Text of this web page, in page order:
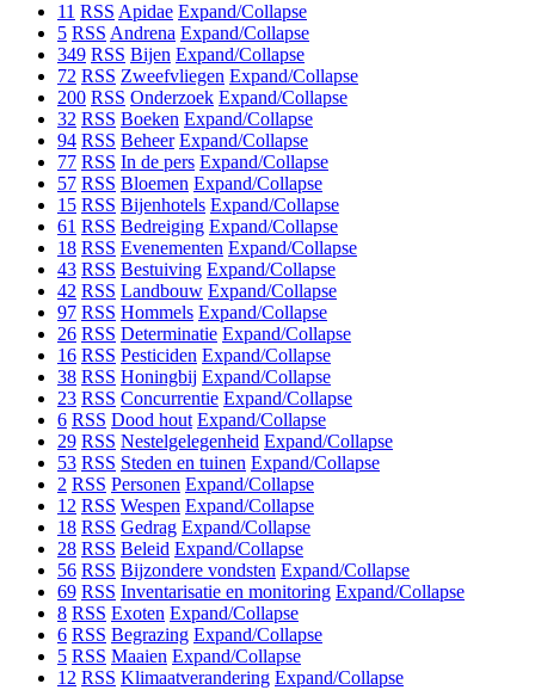
11 RSS Apidae Expand/Collapse
5 RSS Andrena Expand/Collapse
349 RSS Bijen Expand/Collapse
72 RSS Zweefvliegen Expand/Collapse
200 RSS Onderzoek Expand/Collapse
32 RSS Boeken Expand/Collapse
94 RSS Beheer Expand/Collapse
77 RSS In de pers Expand/Collapse
57 RSS Bloemen Expand/Collapse
15 RSS Bijenhotels Expand/Collapse
61 RSS Bedreiging Expand/Collapse
18 RSS Evenementen Expand/Collapse
43 RSS Bestuiving Expand/Collapse
42 RSS Landbouw Expand/Collapse
97 RSS Hommels Expand/Collapse
26 RSS Determinatie Expand/Collapse
16 RSS Pesticiden Expand/Collapse
38 RSS Honingbij Expand/Collapse
23 RSS Concurrentie Expand/Collapse
6 RSS Dood hout Expand/Collapse
29 RSS Nestelgelegenheid Expand/Collapse
53 RSS Steden en tuinen Expand/Collapse
2 RSS Personen Expand/Collapse
12 RSS Wespen Expand/Collapse
18 RSS Gedrag Expand/Collapse
28 RSS Beleid Expand/Collapse
56 RSS Bijzondere vondsten Expand/Collapse
69 RSS Inventarisatie en monitoring Expand/Collapse
8 RSS Exoten Expand/Collapse
6 RSS Begrazing Expand/Collapse
5 RSS Maaien Expand/Collapse
12 RSS Klimaatverandering Expand/Collapse